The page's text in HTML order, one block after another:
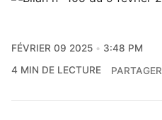
FÉVRIER 09 2025
3:48 PM
4 MIN DE LECTURE
PARTAGER